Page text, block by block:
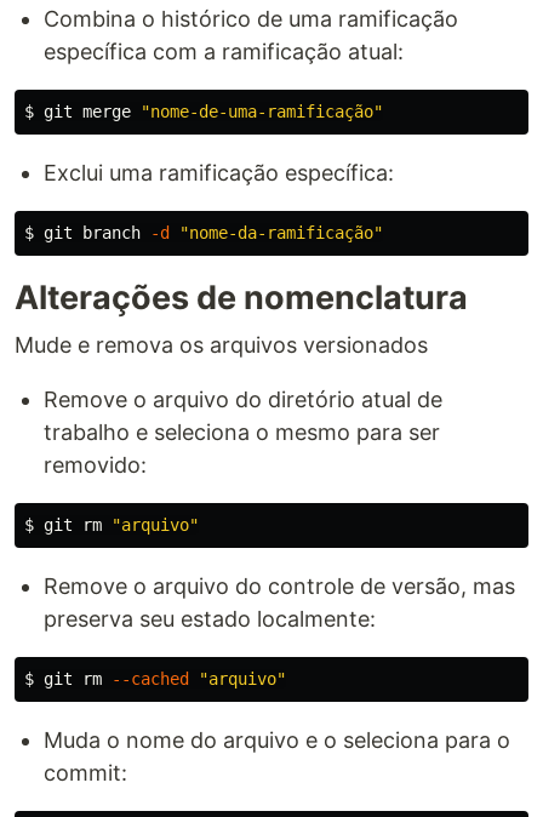
Combina o histórico de uma ramificação
específica com a ramificação atual:
$ git merge "nome-de-uma-ramificação"
Exclui uma ramificação específica:
$ git branch -d "nome-da-ramificação"
Alterações de nomenclatura
Mude e remova os arquivos versionados
Remove o arquivo do diretório atual de
trabalho e seleciona o mesmo para ser
removido:
$ git rm "arquivo"
Remove o arquivo do controle de versão, mas
preserva seu estado localmente:
$ git rm --cached "arquivo"
Muda o nome do arquivo e o seleciona para o
commit: